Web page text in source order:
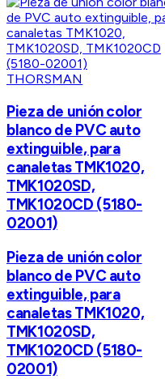
THORSMAN
Pieza de unión color
blanco de PVC auto
extinguible, para
canaletas TMK1020,
TMK1020SD,
TMK1020CD (5180-
02001)
Pieza de unión color
blanco de PVC auto
extinguible, para
canaletas TMK1020,
TMK1020SD,
TMK1020CD (5180-
02001)